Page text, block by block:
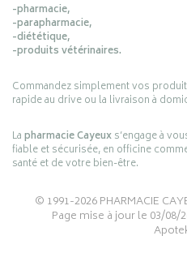
-pharmacie,
-parapharmacie,
-diététique,
-produits vétérinaires.
Commandez simplement vos
rapide au drive ou la livraison à
Lapharmacie Cayeuxs’engage à
fiable et sécurisée, en officine
santé et de votre bien-être.
© 1991-2026PHARMACIE
Page mise à jour le 03/08/